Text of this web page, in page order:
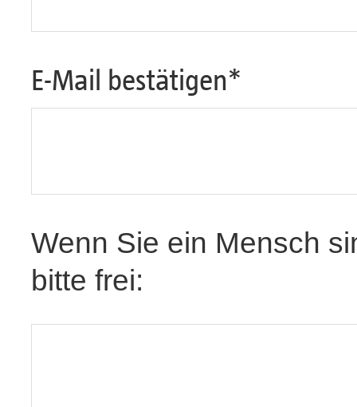
E-Mail bestätigen*
Wenn Sie ein Mensch
bitte frei: